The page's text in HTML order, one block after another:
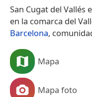
San Cugat del Vallés​​​
en la comarca del
Barcelona,
Mapa
Mapa foto